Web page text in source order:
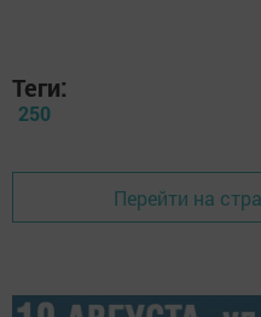
Теги:
250
Перейти на